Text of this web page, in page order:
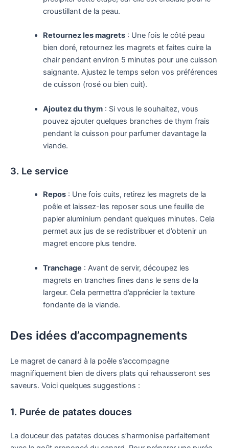
croustillant de la peau.
Retournez les magrets: Une fois le côté peau
bien doré, retournez les magrets et faites cuire la
chair pendant environ 5 minutes pour une cuisson
saignante. Ajustez le temps selon vos préférences
de cuisson (rosé ou bien cuit).
Ajoutez du thym: Si vous le souhaitez, vous
pouvez ajouter quelques branches de thym frais
pendant la cuisson pour parfumer davantage la
viande.
3. Le service
Repos: Une fois cuits, retirez les magrets de la
poêle et laissez-les reposer sous une feuille de
papier aluminium pendant quelques minutes. Cela
permet aux jus de se redistribuer et d’obtenir un
magret encore plus tendre.
Tranchage : Avant de servir, découpez les
magrets en tranches fines dans le sens de la
largeur. Cela permettra d’apprécier la texture
fondante de la viande.
Des idées d’accompagnements
Le magret de canard à la poêle s’accompagne
magnifiquement bien de divers plats qui rehausseront ses
saveurs. Voici quelques suggestions :
1. Purée de patates douces
La douceur des patates douces s’harmonise parfaitement